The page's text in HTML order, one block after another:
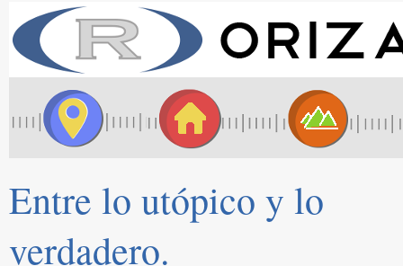
Entre lo utópico y lo
verdadero.